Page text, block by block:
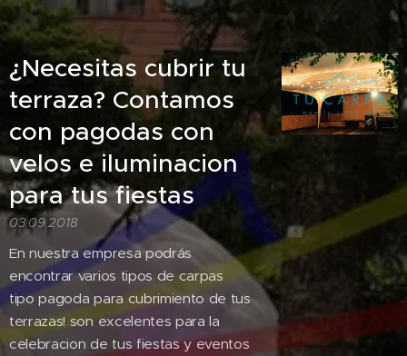
¿Necesitas cubrir tu
terraza? Contamos
con pagodas con
velos e iluminacion
para tus fiestas
03.09.2018
En nuestra empresa podrás
encontrar varios tipos de carpas
tipo pagoda para cubrimiento de tus
terrazas! son excelentes para la
celebracion de tus fiestas y eventos